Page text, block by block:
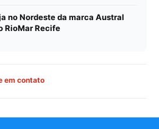
no Nordeste da marca Austral
RioMar Recife
em contato